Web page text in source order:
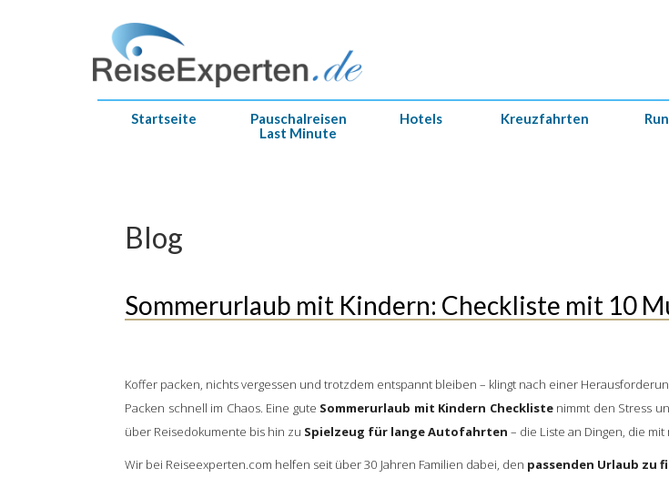
Startseite
Pauschalreisen
Last Minute
Hotels Kreuzfahrten
Blog
Sommerurlaub mit Kindern: Checkliste mit 10
Koffer packen, nichts vergessen und trotzdem entspannt bleiben – klingt nach einer
Packen schnell im Chaos. Eine gute Sommerurlaub mit Kindern Checklistenimmt den Stress
über Reisedokumente bis hin zu Spielzeug für lange Autofahrten – die Liste an Dingen, die
Wir bei Reiseexperten.com helfen seit über 30 Jahren Familien dabei, den passenden Urlaub zu